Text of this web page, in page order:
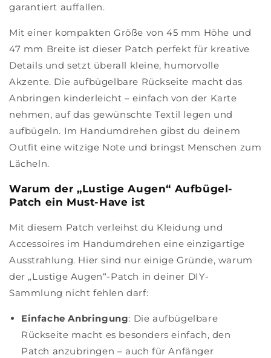
garantiert auffallen.
Mit einer kompakten Größe von 45 mm Höhe und
47 mm Breite ist dieser Patch perfekt für kreative
Details und setzt überall kleine, humorvolle
Akzente. Die aufbügelbare Rückseite macht das
Anbringen kinderleicht – einfach von der Karte
nehmen, auf das gewünschte Textil legen und
aufbügeln. Im Handumdrehen gibst du deinem
Outfit eine witzige Note und bringst Menschen zum
Lächeln.
Warum der „Lustige Augen“ Aufbügel-
Patch ein Must-Have ist
Mit diesem Patch verleihst du Kleidung und
Accessoires im Handumdrehen eine einzigartige
Ausstrahlung. Hier sind nur einige Gründe, warum
der „Lustige Augen“-Patch in deiner DIY-
Sammlung nicht fehlen darf:
Einfache Anbringung: Die aufbügelbare
Rückseite macht es besonders einfach, den
Patch anzubringen – auch für Anfänger